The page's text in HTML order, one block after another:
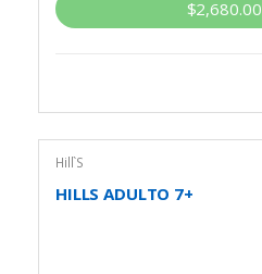
$2,680.00
Hill`S
HILLS ADULTO 7+